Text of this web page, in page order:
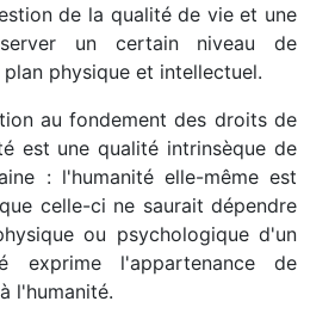
de la qualité de vie et une
un certain niveau de
physique et intellectuel.
au fondement des droits de
est une qualité intrinsèque de
: l'humanité elle-même est
celle-ci ne saurait dépendre
ou psychologique d'un
exprime l'appartenance de
l'humanité.